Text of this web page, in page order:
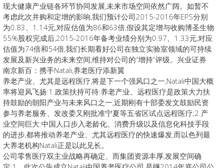
现大健康产业链各环节协同发展,未来市场空间依然广阔。如暂不
考虑此次并购和定增的影响,我们预计公司2015-2016年EPS分别
为0.83、1.14元,对应估值为86和63倍,假设其定增与收购博圣生物
55%股权完成后,2015-2016年备考业绩分别为0.97、1.33元,对应
估值为74倍和54倍,我们长期看好公司在独立实验室领域的可持续
发展及新兴业务的未来空间,维持对公司的“增持”评级。兴业证券
南京新百：携手Natali,养老医疗添新翼
养老产业、尤其是远程医疗,将是下一个强风口之一,Natali中国大概
率将迎风飞扬:1.政策扶持可待:养老产业、远程医疗是政策大力扶
持鼓励的朝阳产业与未来风口之一,近期刚有十部委发文鼓励民资
参与养老服务、发改委又刚批准宁夏等五省区试点远程医疗;2.产
业空间巨大:中国人口步入老龄化、消费升级以及信息化科技手段
的进步,都将推动养老产业、尤其远程医疗的快速爆发,而以色列最
大养老机构Natali正是以此见长。
公司零售医疗双主业战略再确定、而集团资源丰厚,发展空间确